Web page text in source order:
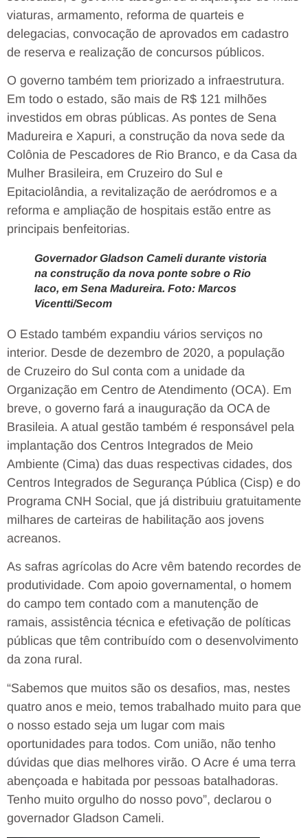
viaturas, armamento, reforma de quarteis e
delegacias, convocação de aprovados em cadastro
de reserva e realização de concursos públicos.
O governo também tem priorizado a infraestrutura.
Em todo o estado, são mais de R$ 121 milhões
investidos em obras públicas. As pontes de Sena
Madureira e Xapuri, a construção da nova sede da
Colônia de Pescadores de Rio Branco, e da Casa da
Mulher Brasileira, em Cruzeiro do Sul e
Epitaciolândia, a revitalização de aeródromos e a
reforma e ampliação de hospitais estão entre as
principais benfeitorias.
Governador Gladson Cameli durante vistoria
na construção da nova ponte sobre o Rio
Iaco, em Sena Madureira. Foto: Marcos
Vicentti/Secom
O Estado também expandiu vários serviços no
interior. Desde de dezembro de 2020, a população
de Cruzeiro do Sul conta com a unidade da
Organização em Centro de Atendimento (OCA). Em
breve, o governo fará a inauguração da OCA de
Brasileia. A atual gestão também é responsável pela
implantação dos Centros Integrados de Meio
Ambiente (Cima) das duas respectivas cidades, dos
Centros Integrados de Segurança Pública (Cisp) e do
Programa CNH Social, que já distribuiu gratuitamente
milhares de carteiras de habilitação aos jovens
acreanos.
As safras agrícolas do Acre vêm batendo recordes de
produtividade. Com apoio governamental, o homem
do campo tem contado com a manutenção de
ramais, assistência técnica e efetivação de políticas
públicas que têm contribuído com o desenvolvimento
da zona rural.
“Sabemos que muitos são os desafios, mas, nestes
quatro anos e meio, temos trabalhado muito para que
o nosso estado seja um lugar com mais
oportunidades para todos. Com união, não tenho
dúvidas que dias melhores virão. O Acre é uma terra
abençoada e habitada por pessoas batalhadoras.
Tenho muito orgulho do nosso povo”, declarou o
governador Gladson Cameli.